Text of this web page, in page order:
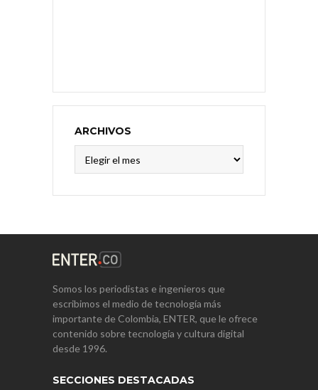
ARCHIVOS
Somos los periodistas e ingenieros que
escribimos el medio de tecnología más
importante de Colombia, ENTER, que le ofrece
contenido sobre tecnología y cultura digital
desde 1996.
SECCIONES DESTACADAS